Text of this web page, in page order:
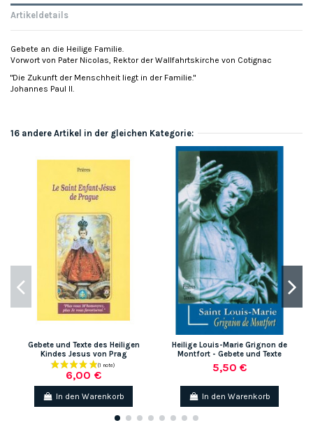
Artikeldetails
Gebete an die Heilige Familie.
Vorwort von Pater Nicolas, Rektor der Wallfahrtskirche von Cotignac
"Die Zukunft der Menschheit liegt in der Familie."
Johannes Paul II.
16 andere Artikel in der gleichen Kategorie:
Gebete und Texte des Heiligen
Kindes Jesus von Prag
6,00 €
In den Warenkorb
Heilige Louis-Marie Grignon de
Montfort - Gebete und Texte
5,50 €
In den Warenkorb